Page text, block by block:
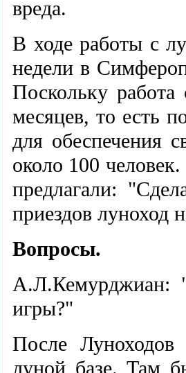
вреда.
В ходе работы с
недели в
Поскольку
месяцев, то есть
для обеспечения
около 100
предлагали:
приездов луноход
Вопросы.
А.Л.Кемурджиан:
игры?"
После
луной базе. Там